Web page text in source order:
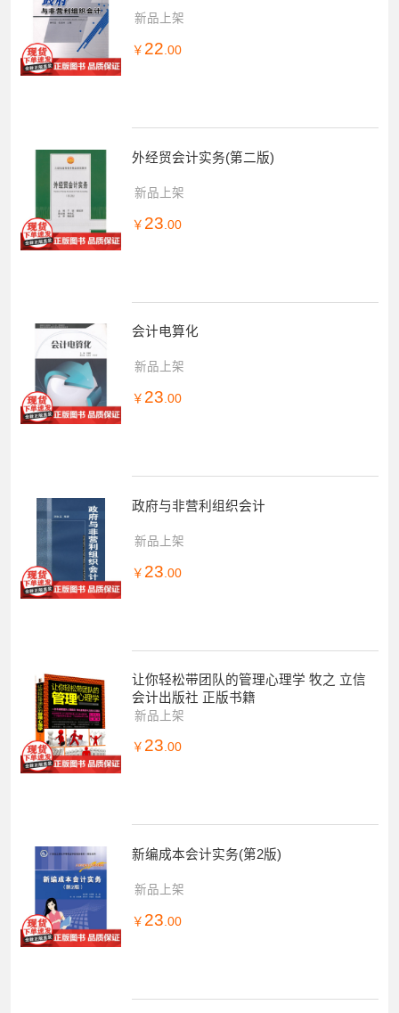
新品上架
￥ 22.00
外经贸会计实务(第二版)
新品上架
￥ 23 .00
会计电算化
新品上架
￥ 23.00
政府与非营利组织会计
新品上架
￥ 23 .00
让你轻松带团队的管理心理学 牧之 立信
会计出版社 正版书籍
新品上架
￥ 23.00
新编成本会计实务(第2版)
新品上架
￥ 23.00